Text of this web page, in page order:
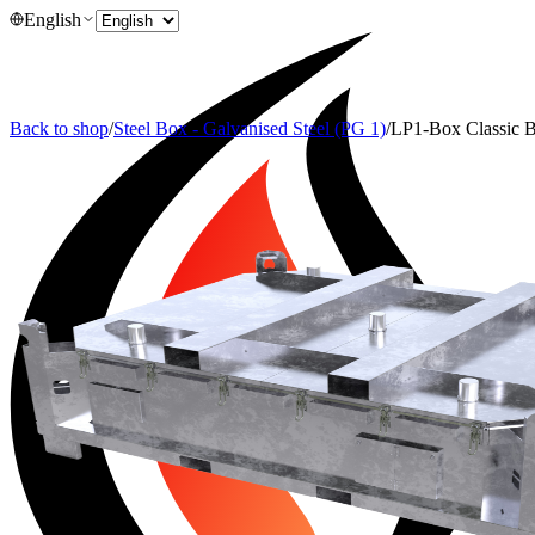
English
Back to shop/Steel Box - Galvanised Steel (PG 1)/LP1-Box Classic